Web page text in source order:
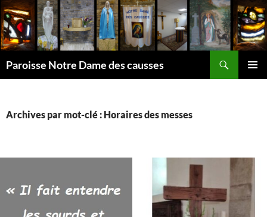
Aller
au
contenu
Paroisse Notre Dame des causses
Archives par mot-clé : Horaires des messes